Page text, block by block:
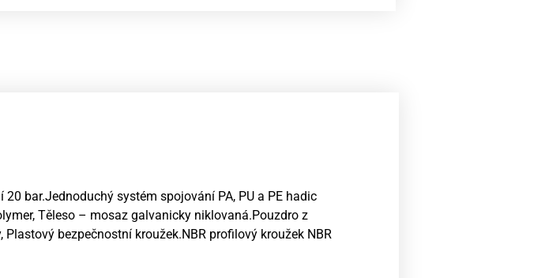
bar.Jednoduchý systém spojování PA, PU a PE hadic
Těleso – mosaz galvanicky niklovaná.Pouzdro z
bezpečnostní kroužek.NBR profilový kroužek NBR